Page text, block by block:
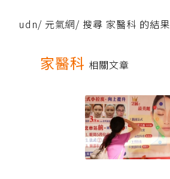
udn/ 元氣網/ 搜尋 家醫科 的結果
家醫科 相關文章